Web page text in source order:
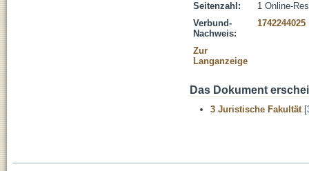
Seitenzahl:
1 Online-
Verbund-
Nachweis:
1742244025
Zur
Langanzeige
Das Dokument
3 Juristische Fakultät